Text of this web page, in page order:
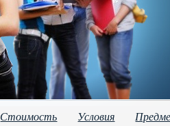
Стоимость Условия